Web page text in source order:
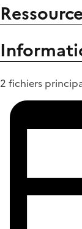
2 fichiers